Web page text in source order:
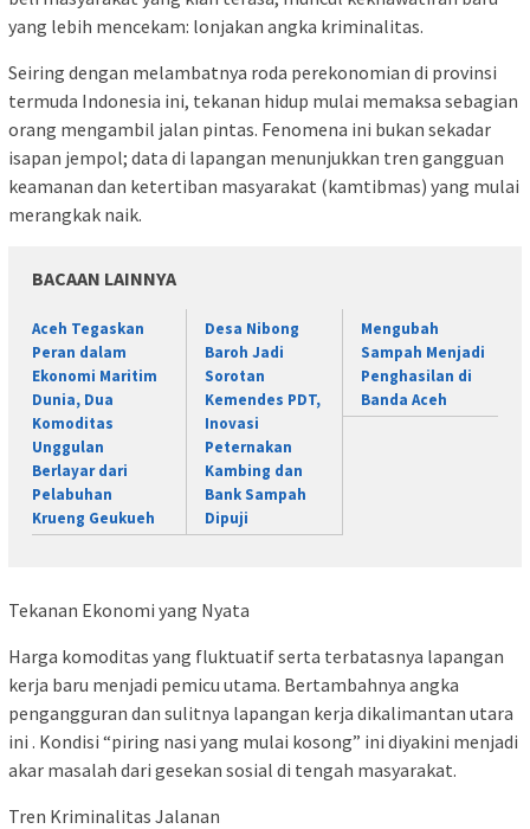
yang lebih mencekam: lonjakan angka kriminalitas.
Seiring dengan melambatnya roda perekonomian di provinsi
termuda Indonesia ini, tekanan hidup mulai memaksa sebagian
orang mengambil jalan pintas. Fenomena ini bukan sekadar
isapan jempol; data di lapangan menunjukkan tren gangguan
keamanan dan ketertiban masyarakat (kamtibmas) yang mulai
merangkak naik.
BACAAN LAINNYA
Aceh Tegaskan
Peran dalam
Ekonomi Maritim
Dunia, Dua
Komoditas
Unggulan
Berlayar dari
Pelabuhan
Krueng Geukueh
Desa Nibong
Baroh Jadi
Sorotan
Kemendes PDT,
Inovasi
Peternakan
Kambing dan
Bank Sampah
Dipuji
Mengubah
Sampah Menjadi
Penghasilan di
Banda Aceh
Tekanan Ekonomi yang Nyata
Harga komoditas yang fluktuatif serta terbatasnya lapangan
kerja baru menjadi pemicu utama. Bertambahnya angka
pengangguran dan sulitnya lapangan kerja dikalimantan utara
ini . Kondisi “piring nasi yang mulai kosong” ini diyakini menjadi
akar masalah dari gesekan sosial di tengah masyarakat.
Tren Kriminalitas Jalanan